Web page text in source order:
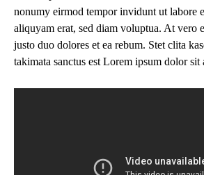
nonumy eirmod tempor invidunt ut labore
aliquyam erat, sed diam voluptua. At vero
justo duo dolores et ea rebum. Stet clita
takimata sanctus est Lorem ipsum dolor sit